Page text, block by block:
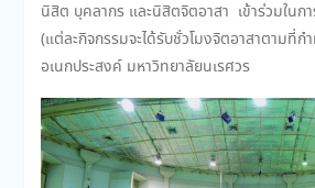
นิสิต บุคลากร และนิสิตจิตอาสา เข้าร่วมในก
(แต่ละกิจกรรมจะได้รับชั่วโมงจิตอาสาตามที่
อเนกประสงค์ มหาวิทยาลัยนเรศวร